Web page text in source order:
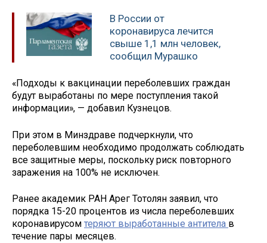
В России от
коронавируса лечится
свыше 1,1 млн человек,
сообщил Мурашко
«Подходы к вакцинации переболевших граждан
будут выработаны по мере поступления такой
информации», — добавил Кузнецов.
При этом в Минздраве подчеркнули, что
переболевшим необходимо продолжать соблюдать
все защитные меры, поскольку риск повторного
заражения на 100% не исключен.
Ранее академик РАН Арег Тотолян заявил, что
порядка 15-20 процентов из числа переболевших
коронавирусом теряют выработанные антитела в
течение пары месяцев.